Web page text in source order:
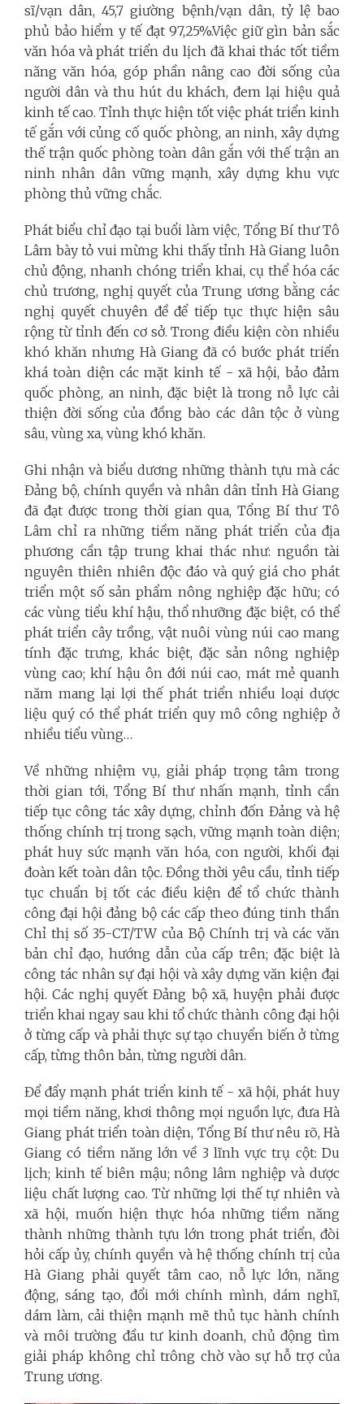
sĩ/vạn dân, 45,7 giường bệnh/vạn dân, tỷ lệ bao
phủ bảo hiểm y tế đạt 97,25%.Việc giữ gìn bản sắc
văn hóa và phát triển du lịch đã khai thác tốt tiềm
năng văn hóa, góp phần nâng cao đời sống của
người dân và thu hút du khách, đem lại hiệu quả
kinh tế cao. Tỉnh thực hiện tốt việc phát triển kinh
tế gắn với củng cố quốc phòng, an ninh, xây dựng
thế trận quốc phòng toàn dân gắn với thế trận an
ninh nhân dân vững mạnh, xây dựng khu vực
phòng thủ vững chắc.
Phát biểu chỉ đạo tại buổi làm việc, Tổng Bí thư Tô
Lâm bày tỏ vui mừng khi thấy tỉnh Hà Giang luôn
chủ động, nhanh chóng triển khai, cụ thể hóa các
chủ trương, nghị quyết của Trung ương bằng các
nghị quyết chuyên đề để tiếp tục thực hiện sâu
rộng từ tỉnh đến cơ sở. Trong điều kiện còn nhiều
khó khăn nhưng Hà Giang đã có bước phát triển
khá toàn diện các mặt kinh tế - xã hội, bảo đảm
quốc phòng, an ninh, đặc biệt là trong nỗ lực cải
thiện đời sống của đồng bào các dân tộc ở vùng
sâu, vùng xa, vùng khó khăn.
Ghi nhận và biểu dương những thành tựu mà các
Đảng bộ, chính quyền và nhân dân tỉnh Hà Giang
đã đạt được trong thời gian qua, Tổng Bí thư Tô
Lâm chỉ ra những tiềm năng phát triển của địa
phương cần tập trung khai thác như: nguồn tài
nguyên thiên nhiên độc đáo và quý giá cho phát
triển một số sản phẩm nông nghiệp đặc hữu; có
các vùng tiểu khí hậu, thổ nhưỡng đặc biệt, có thể
phát triển cây trồng, vật nuôi vùng núi cao mang
tính đặc trưng, khác biệt, đặc sản nông nghiệp
vùng cao; khí hậu ôn đới núi cao, mát mẻ quanh
năm mang lại lợi thế phát triển nhiều loại dược
liệu quý có thể phát triển quy mô công nghiệp ở
nhiều tiểu vùng…
Về những nhiệm vụ, giải pháp trọng tâm trong
thời gian tới, Tổng Bí thư nhấn mạnh, tỉnh cần
tiếp tục công tác xây dựng, chỉnh đốn Đảng và hệ
thống chính trị trong sạch, vững mạnh toàn diện;
phát huy sức mạnh văn hóa, con người, khối đại
đoàn kết toàn dân tộc. Đồng thời yêu cầu, tỉnh tiếp
tục chuẩn bị tốt các điều kiện để tổ chức thành
công đại hội đảng bộ các cấp theo đúng tinh thần
Chỉ thị số 35-CT/TW của Bộ Chính trị và các văn
bản chỉ đạo, hướng dẫn của cấp trên; đặc biệt là
công tác nhân sự đại hội và xây dựng văn kiện đại
hội. Các nghị quyết Đảng bộ xã, huyện phải được
triển khai ngay sau khi tổ chức thành công đại hội
ở từng cấp và phải thực sự tạo chuyển biến ở từng
cấp, từng thôn bản, từng người dân.
Để đẩy mạnh phát triển kinh tế - xã hội, phát huy
mọi tiềm năng, khơi thông mọi nguồn lực, đưa Hà
Giang phát triển toàn diện, Tổng Bí thư nêu rõ, Hà
Giang có tiềm năng lớn về 3 lĩnh vực trụ cột: Du
lịch; kinh tế biên mậu; nông lâm nghiệp và dược
liệu chất lượng cao. Từ những lợi thế tự nhiên và
xã hội, muốn hiện thực hóa những tiềm năng
thành những thành tựu lớn trong phát triển, đòi
hỏi cấp ủy, chính quyền và hệ thống chính trị của
Hà Giang phải quyết tâm cao, nỗ lực lớn, năng
động, sáng tạo, đổi mới chính mình, dám nghĩ,
dám làm, cải thiện mạnh mẽ thủ tục hành chính
và môi trường đầu tư kinh doanh, chủ động tìm
giải pháp không chỉ trông chờ vào sự hỗ trợ của
Trung ương.